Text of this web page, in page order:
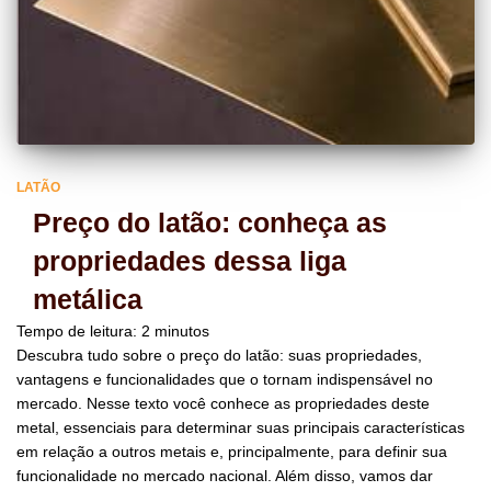
LATÃO
Preço do latão: conheça as
propriedades dessa liga
metálica
Tempo de leitura: 2 minutos
Descubra tudo sobre o preço do latão: suas propriedades,
vantagens e funcionalidades que o tornam indispensável no
mercado. Nesse texto você conhece as propriedades deste
metal, essenciais para determinar suas principais características
em relação a outros metais e, principalmente, para definir sua
funcionalidade no mercado nacional. Além disso, vamos dar